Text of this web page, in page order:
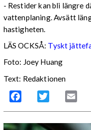
- Restider kan bli längre
vattenplaning. Avsätt
hastigheten.
LÄS OCKSÅ: Tyskt
Foto: Joey Huang
Text: Redaktionen
Facebook Twitter